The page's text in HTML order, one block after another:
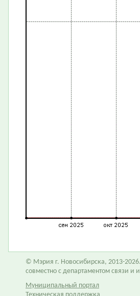
© Мэрия г. Новосибирска, 2013-
совместно с департаментом связи
Муниципальный портал